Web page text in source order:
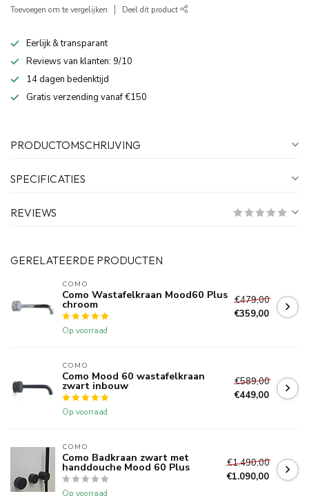
Toevoegen om te vergelijken Deel dit product
Eerlijk & transparant
Reviews van klanten: 9/10
14 dagen bedenktijd
Gratis verzending vanaf €150
PRODUCTOMSCHRIJVING
SPECIFICATIES
REVIEWS
GERELATEERDE PRODUCTEN
COMO
Como Wastafelkraan Mood60 Plus
chroom
Op voorraad
€479,00
€359,00
COMO
Como Mood 60 wastafelkraan
zwart inbouw
Op voorraad
€589,00
€449,00
COMO
Como Badkraan zwart met
handdouche Mood 60 Plus
Op voorraad
€1.490,00
€1.090,00